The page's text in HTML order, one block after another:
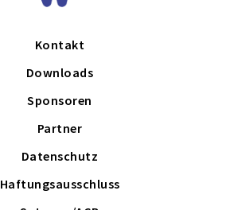
Kontakt
Downloads
Sponsoren
Partner
Datenschutz
Haftungsausschluss